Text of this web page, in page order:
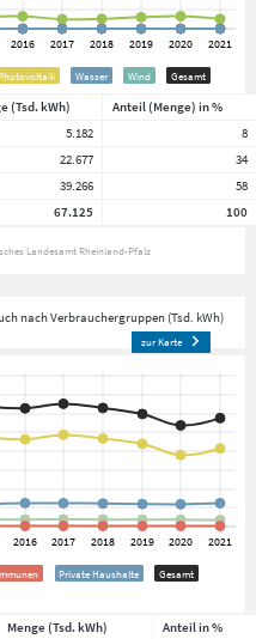
Wasser Wind Gesamt
(Tsd. kWh)
Anteil (Menge) in %
5.182
8
22.677
34
39.266
58
67.125 100
Landesamt Rheinland-Pfalz
nach Verbrauchergruppen (Tsd. kWh)
zur Karte
Private Haushalte
Gesamt
Menge (Tsd. kWh)
Anteil in %